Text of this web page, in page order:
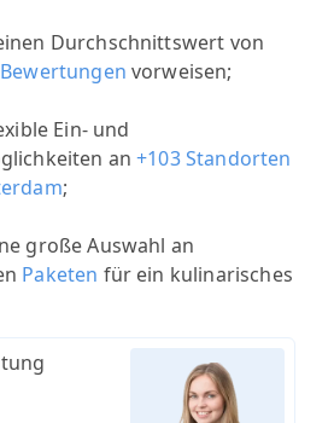
Durchschnittswert von
vorweisen;
Ein- und
an+103 Standorten
;
große Auswahl an
Paketen für ein kulinarisches